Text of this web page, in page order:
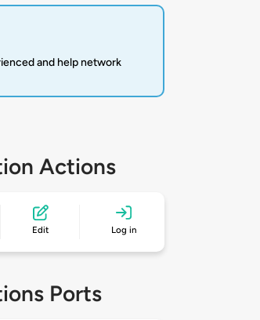
and help network
Actions
Edit Log in
Ports